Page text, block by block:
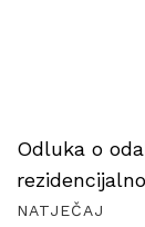
Odluka o
NATJEČAJ